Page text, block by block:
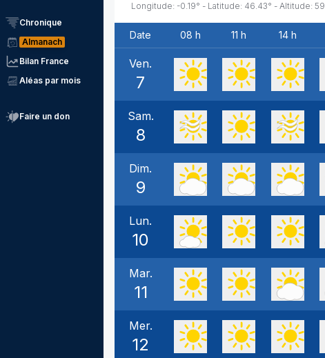
Chronique
Almanach
Bilan France
Aléas par mois
Faire un don
Longitude: -0.19° - Latitude: 46.43° - Altitude: 59
Date 08 h 11 h 14 h
Ven.
7
Sam.
8
Dim.
9
Lun.
10
Mar.
11
Mer.
12